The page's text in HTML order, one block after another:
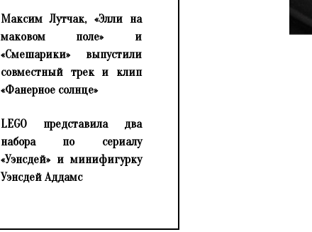
Максим Лутчак, «Элли на
маковом поле» и
«Смешарики» выпустили
совместный трек и клип
«Фанерное солнце»
LEGO представила два
набора по сериалу
«Уэнсдей» и минифигурку
Уэнсдей Аддамс